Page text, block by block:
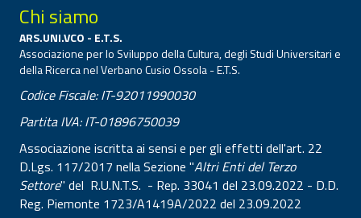
Chi siamo
ARS.UNI.VCO - E.T.S.
Associazione per lo Sviluppo della Cultura, degli Studi Universitari e
della Ricerca nel Verbano Cusio Ossola - E.T.S.
Codice Fiscale: IT-92011990030
Partita IVA: IT-01896750039
Associazione iscritta ai sensi e per gli effetti dell'art. 22
D.Lgs. 117/2017 nella Sezione "Altri Enti del Terzo
Settore" del R.U.N.T.S. - Rep. 33041 del 23.09.2022 - D.D.
Reg. Piemonte 1723/A1419A/2022 del 23.09.2022